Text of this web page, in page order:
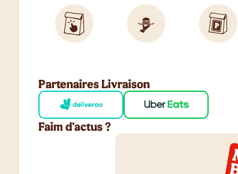
Partenaires Livraison
Faim d'actus ?